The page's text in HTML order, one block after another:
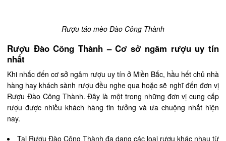
Rượu táo mèo Đào Công Thành
Rượu Đào Công Thành – Cơ sở ngâm rượu uy tín
nhất
Khi nhắc đến cơ sở ngâm rượu uy tín ở Miền Bắc, hầu hết chủ nhà
hàng hay khách sành rượu đều nghe qua hoặc sẽ nghĩ đến đơn vị
Rượu Đào Công Thành. Đây là một trong những đơn vị cung cấp
rượu được nhiều khách hàng tin tưởng và ưa chuộng nhất hiện
nay.
Tại Rượu Đào Công Thành đa dạng các loại rượu khác nhau từ